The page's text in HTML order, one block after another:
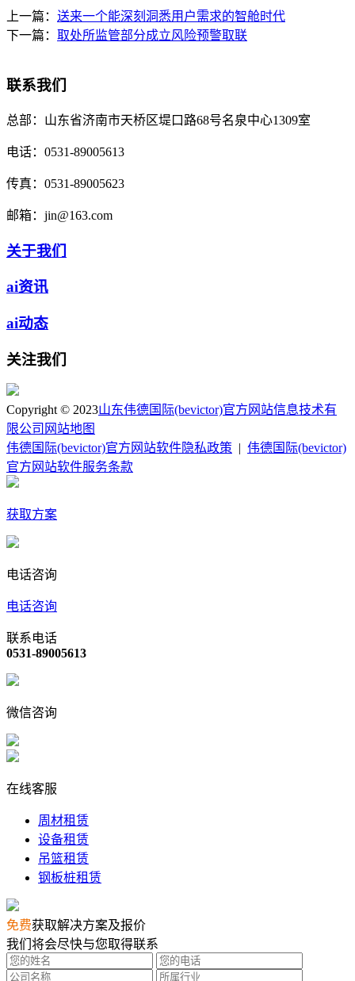
上一篇： 送来一个能深刻洞悉用户需求的智舱时代
下一篇： 取处所监管部分成立风险预警取联
联系我们
总部： 山东省济南市天桥区堤口路68号名泉中心1309室
电话： 0531-89005613
传真： 0531-89005623
邮箱： jin@163.com
关于我们
ai资讯
ai动态
关注我们
Copyright © 2023山东伟德国际(bevictor)官方网站信息技术有
限公司 网站地图
伟德国际(bevictor)官方网站软件隐私政策
伟德国际(bevictor)
官方网站软件服务条款
获取方案
电话咨询
电话咨询
联系电话
0531-89005613
微信咨询
在线客服
周材租赁
设备租赁
吊篮租赁
钢板桩租赁
免费获取解决方案及报价
我们将会尽快与您取得联系